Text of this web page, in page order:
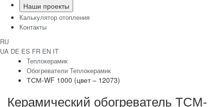
Наши проекты
Калькулятор отопления
Контакты
RU
UA DE ES FR EN IT
Теплокерамик
Обогреватели Теплокерамик
ТСМ-WF 1000 (цвет – 12073)
Керамический обогреватель ТСМ-